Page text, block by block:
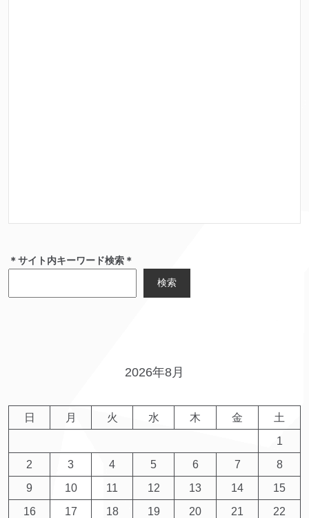
＊サイト内キーワード検索＊
検索
2026年8月
日 月 火 水 木 金
土
1
2
3 4 5 6 7
8
9
10 11 12 13 14
15
16
17 18 19 20 21
22